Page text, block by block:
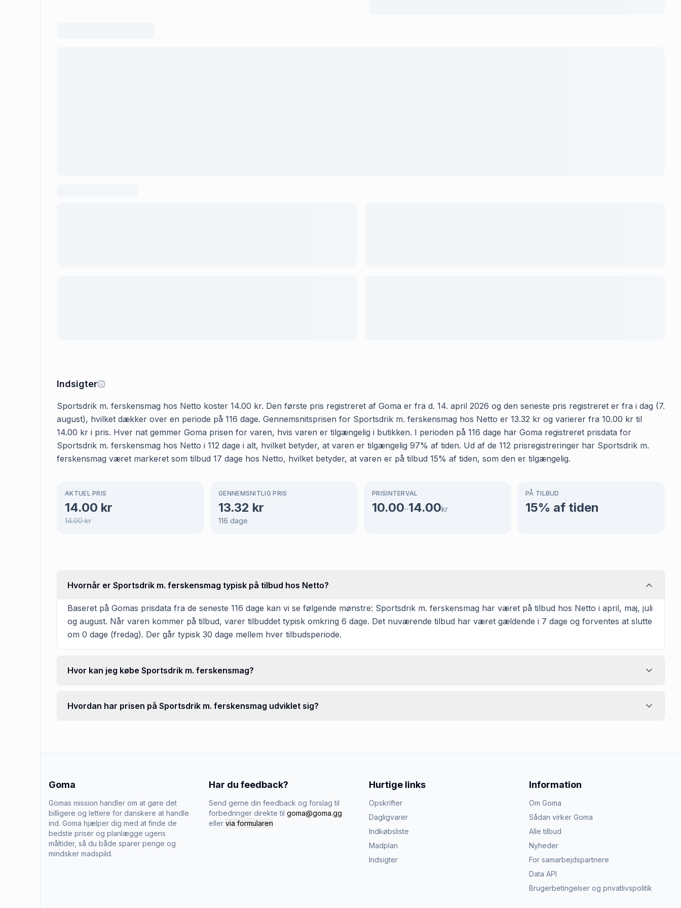
Indsigter
Sportsdrik m. ferskensmag hos Netto koster 14.00 kr. Den første pris registreret af Goma er fra d. 14. april 2026 og den seneste pris registreret er fra i dag (7.
august), hvilket dækker over en periode på 116 dage. Gennemsnitsprisen for Sportsdrik m. ferskensmag hos Netto er 13.32 kr og varierer fra 10.00 kr til
14.00 kr i pris. Hver nat gemmer Goma prisen for varen, hvis varen er tilgængelig i butikken. I perioden på 116 dage har Goma registreret prisdata for
Sportsdrik m. ferskensmag hos Netto i 112 dage i alt, hvilket betyder, at varen er tilgængelig 97% af tiden. Ud af de 112 prisregistreringer har Sportsdrik m.
ferskensmag været markeret som tilbud 17 dage hos Netto, hvilket betyder, at varen er på tilbud 15% af tiden, som den er tilgængelig.
AKTUEL PRIS
14.00 kr
14.00kr
GENNEMSNITLIG PRIS
13.32 kr
116 dage
PRISINTERVAL
10.00–14.00kr
PÅ TILBUD
15% af tiden
Hvornår er Sportsdrik m. ferskensmag typisk på tilbud hos Netto?
Baseret på Gomas prisdata fra de seneste 116 dage kan vi se følgende mønstre: Sportsdrik m. ferskensmag har været på tilbud hos Netto i april, maj, juli
og august. Når varen kommer på tilbud, varer tilbuddet typisk omkring 6 dage. Det nuværende tilbud har været gældende i 7 dage og forventes at slutte
om 0 dage (fredag). Der går typisk 30 dage mellem hver tilbudsperiode.
Hvor kan jeg købe Sportsdrik m. ferskensmag?
Hvordan har prisen på Sportsdrik m. ferskensmag udviklet sig?
Goma
Gomas mission handler om at gøre det
billigere og lettere for danskere at handle
ind. Goma hjælper dig med at finde de
bedste priser og planlægge ugens
måltider, så du både sparer penge og
mindsker madspild.
Har du feedback?
Send gerne din feedback og forslag til
forbedringer direkte til goma@goma.gg
eller via formularen
Hurtige links
Opskrifter
Dagligvarer
Indkøbsliste
Madplan
Indsigter
Information
Om Goma
Sådan virker Goma
Alle tilbud
Nyheder
For samarbejdspartnere
Data API
Brugerbetingelser og privatlivspolitik